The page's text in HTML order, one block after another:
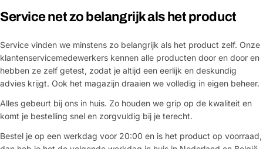
Service net zo belangrijk als het product
Service vinden we minstens zo belangrijk als het product zelf. Onze
klantenservicemedewerkers kennen alle producten door en door en
hebben ze zelf getest, zodat je altijd een eerlijk en deskundig
advies krijgt. Ook het magazijn draaien we volledig in eigen beheer.
Alles gebeurt bij ons in huis. Zo houden we grip op de kwaliteit en
komt je bestelling snel en zorgvuldig bij je terecht.
Bestel je op een werkdag voor 20:00 en is het product op voorraad,